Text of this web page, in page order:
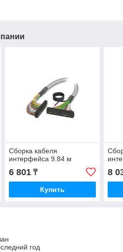
Сборка кабеля
интерфейса 9.84 м
6 801₸
Купить
8
год